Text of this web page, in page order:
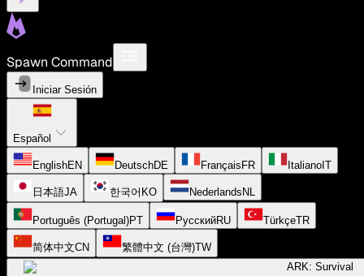
Spawn Command
Iniciar Sesión
Español
EnglishEN DeutschDE Français FR Italiano IT
日本語JA 한국어 KO Nederlands NL
Português (Portugal)PT РусскийRU TürkçeTR
简体中文CN 繁體中文 (台灣)TW
ARK: Survival